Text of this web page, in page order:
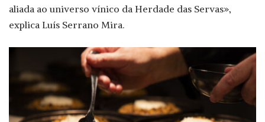
aliada ao universo vínico da Herdade das Servas»,
explica Luís Serrano Mira.